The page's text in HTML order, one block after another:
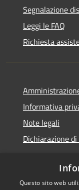
Segnalazione
Leggi le FAQ
Richiesta
Informativa
Note legali
Dichiarazione
Questo sito web